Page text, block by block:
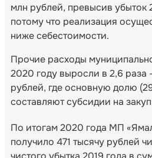
млн рублей, превысив убыток
потому что реализация
ниже себестоимости.
Прочие расходы
2020 году выросли в 2,6
рублей, где основную долю
составляют субсидии на
По итогам 2020 года МП
получило 471 тысячу рублей